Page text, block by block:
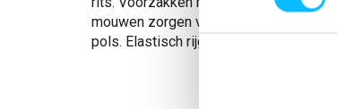
mouwen zorgen voor extra
pols. Elastisch rijgsnoer, aan de